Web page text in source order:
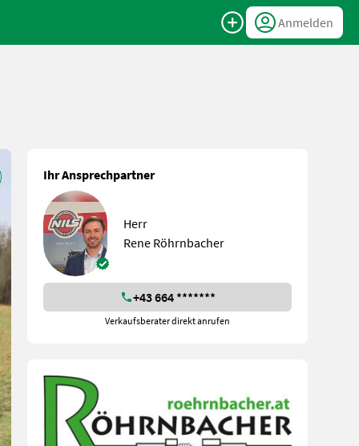
Anmelden
Ihr Ansprechpartner
Herr
Rene Röhrnbacher
+43 664 *******
Verkaufsberater direkt anrufen